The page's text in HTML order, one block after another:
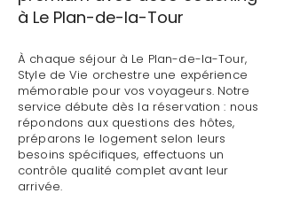
à Le Plan-de-la-Tour
À chaque séjour à Le Plan-de-la-Tour,
Style de Vie orchestre une expérience
mémorable pour vos voyageurs. Notre
service débute dès la réservation : nous
répondons aux questions des hôtes,
préparons le logement selon leurs
besoins spécifiques, effectuons un
contrôle qualité complet avant leur
arrivée.